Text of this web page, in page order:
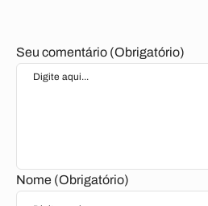
Seu comentário (Obrigatório)
Nome (Obrigatório)